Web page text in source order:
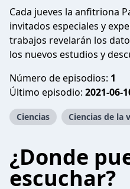
Cada jueves la anfitriona
invitados especiales y
trabajos revelarán los
los nuevos estudios y
Número de episodios: 1
Último episodio: 2021-06-
Ciencias Ciencias de la
¿Donde
escuchar?